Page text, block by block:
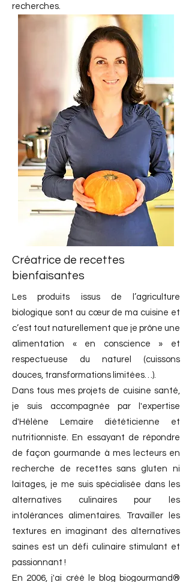
recherches.
Créatrice de recettes
bienfaisantes
Les produits issus de l’agriculture
biologique sont au cœur de ma cuisine et
c’est tout naturellement que je prône une
alimentation « en conscience » et
respectueuse du naturel (cuissons
douces, transformations limitées…).
Dans tous mes projets de cuisine santé,
je suis accompagnée par l'expertise
d'Hélène Lemaire diététicienne et
nutritionniste. En essayant de répondre
de façon gourmande à mes lecteurs en
recherche de recettes sans gluten ni
laitages, je me suis spécialisée dans les
alternatives culinaires pour les
intolérances alimentaires. Travailler les
textures en imaginant des alternatives
saines est un défi culinaire stimulant et
passionnant !
En 2006, j'ai créé le blog biogourmand®